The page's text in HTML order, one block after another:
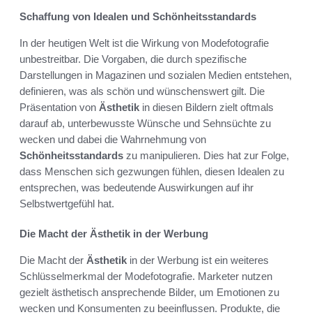
Schaffung von Idealen und Schönheitsstandards
In der heutigen Welt ist die Wirkung von Modefotografie
unbestreitbar. Die Vorgaben, die durch spezifische
Darstellungen in Magazinen und sozialen Medien entstehen,
definieren, was als schön und wünschenswert gilt. Die
Präsentation von Ästhetik in diesen Bildern zielt oftmals
darauf ab, unterbewusste Wünsche und Sehnsüchte zu
wecken und dabei die Wahrnehmung von
Schönheitsstandards zu manipulieren. Dies hat zur Folge,
dass Menschen sich gezwungen fühlen, diesen Idealen zu
entsprechen, was bedeutende Auswirkungen auf ihr
Selbstwertgefühl hat.
Die Macht der Ästhetik in der Werbung
Die Macht der Ästhetik in der Werbung ist ein weiteres
Schlüsselmerkmal der Modefotografie. Marketer nutzen
gezielt ästhetisch ansprechende Bilder, um Emotionen zu
wecken und Konsumenten zu beeinflussen. Produkte, die